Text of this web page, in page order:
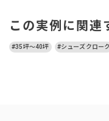
この実例に関連
#35坪～40坪 #シューズクローク